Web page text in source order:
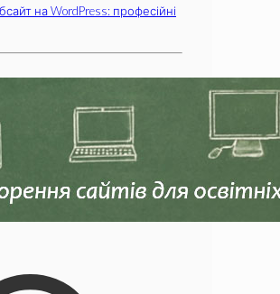
на WordPress: професійні